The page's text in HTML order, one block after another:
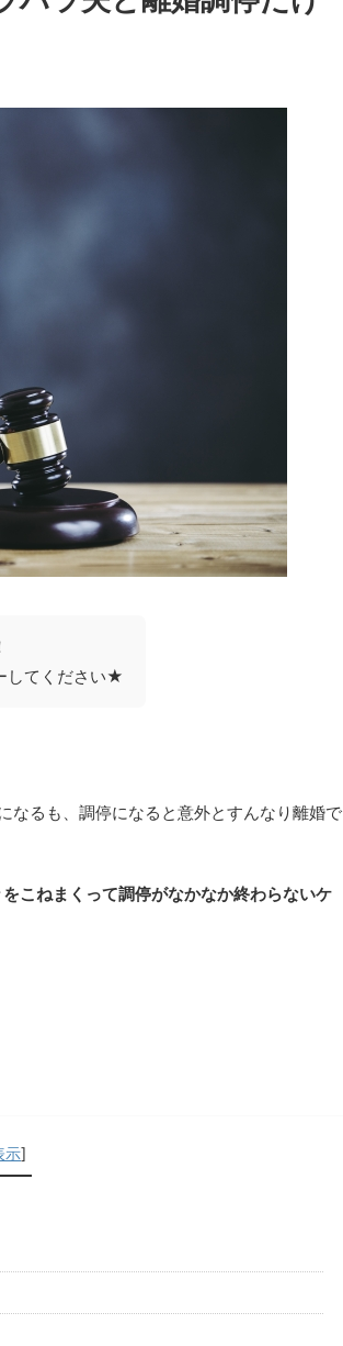
してください★
なるも、調停になると意外とすんなり離婚で
こねまくって調停がなかなか終わらないケ
示]